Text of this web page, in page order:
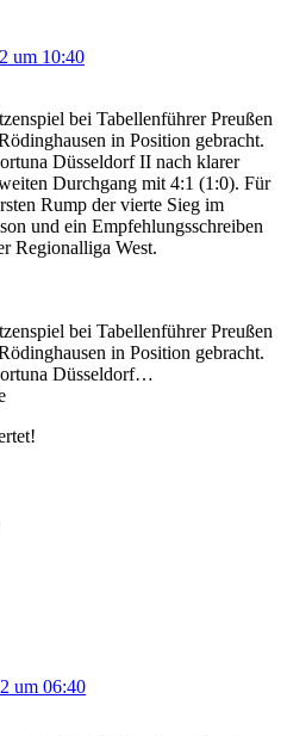
um 10:40
bei Tabellenführer Preußen
in Position gebracht.
Düsseldorf II nach klarer
Durchgang mit 4:1 (1:0). Für
Rump der vierte Sieg im
und ein Empfehlungsschreiben
Regionalliga West.
bei Tabellenführer Preußen
in Position gebracht.
Düsseldorf…
um 06:40